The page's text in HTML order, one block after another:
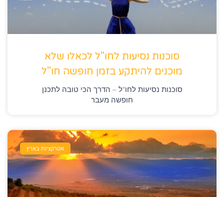
סוכנות נסיעות לחו"ל לכאלו שלא
מוכנים להיתקע בזמן חופשה חו"ל
סוכנות נסיעות לחו"ל – הדרך הכי טובה לתכנן
חופשה מעבר
אטרקציות בארץ